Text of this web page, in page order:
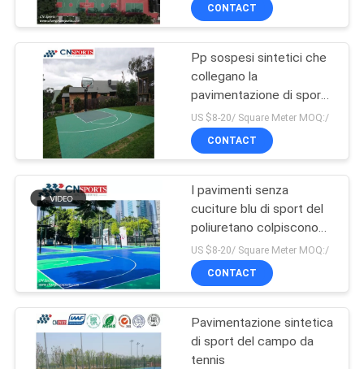
MAPPA
DEL
SITO
PRIVACY
POLICY
CONTACT
Pp sospesi sintetici che
collegano la
pavimentazione di sport
antivento
US $8-20/ Square Meter MOQ:/
CONTACT
I pavimenti senza
cuciture blu di sport del
poliuretano colpiscono
l'assorbimento
US $8-20/ Square Meter MOQ:/
CONTACT
Pavimentazione sintetica
di sport del campo da
tennis